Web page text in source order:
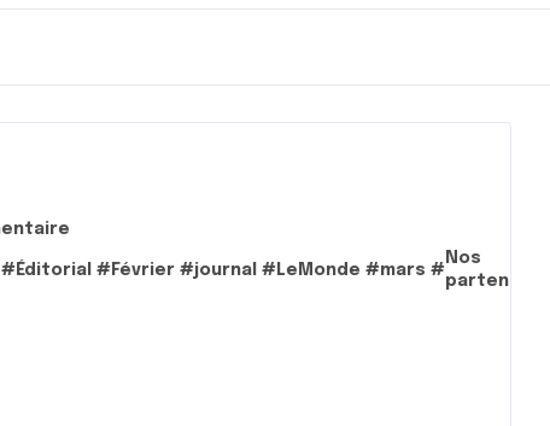
#Éditorial #Février #journal #LeMonde #mars #
Nos
partenaires